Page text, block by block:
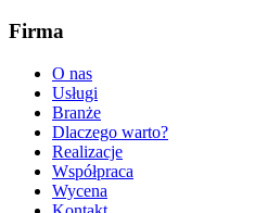
Firma
O nas
Usługi
Branże
Dlaczego warto?
Realizacje
Współpraca
Wycena